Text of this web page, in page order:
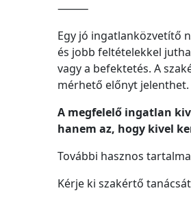
⸻
Egy jó ingatlanközvetítő
és jobb feltételekkel
vagy a befektetés. A
mérhető előnyt jelenthet.
A megfelelő ingatlan
hanem az, hogy kivel
További hasznos
Kérje ki szakértő